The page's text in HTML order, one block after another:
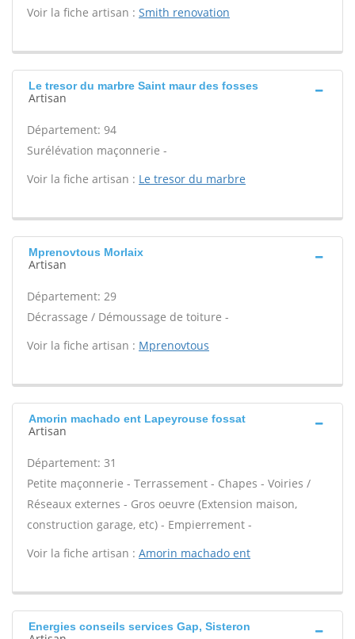
Voir la fiche artisan : Smith renovation
Le tresor du marbre Saint maur des fosses
Artisan
Département: 94
Surélévation maçonnerie -
Voir la fiche artisan : Le tresor du marbre
Mprenovtous Morlaix
Artisan
Département: 29
Décrassage / Démoussage de toiture -
Voir la fiche artisan : Mprenovtous
Amorin machado ent Lapeyrouse fossat
Artisan
Département: 31
Petite maçonnerie - Terrassement - Chapes - Voiries /
Réseaux externes - Gros oeuvre (Extension maison,
construction garage, etc) - Empierrement -
Voir la fiche artisan : Amorin machado ent
Energies conseils services Gap, Sisteron